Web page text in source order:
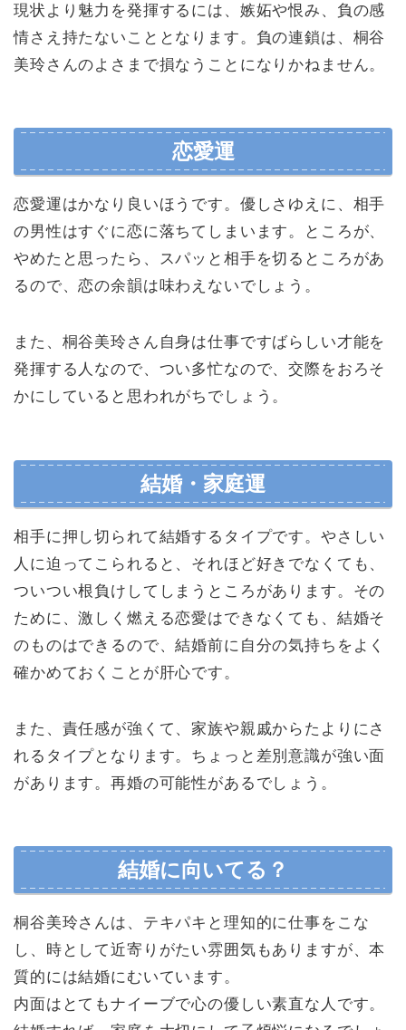
現状より魅力を発揮するには、嫉妬や恨み、負の感
情さえ持たないこととなります。負の連鎖は、桐谷
美玲さんのよさまで損なうことになりかねません。
恋愛運
恋愛運はかなり良いほうです。優しさゆえに、相手
の男性はすぐに恋に落ちてしまいます。ところが、
やめたと思ったら、スパッと相手を切るところがあ
るので、恋の余韻は味わえないでしょう。
また、桐谷美玲さん自身は仕事ですばらしい才能を
発揮する人なので、つい多忙なので、交際をおろそ
かにしていると思われがちでしょう。
結婚・家庭運
相手に押し切られて結婚するタイプです。やさしい
人に迫ってこられると、それほど好きでなくても、
ついつい根負けしてしまうところがあります。その
ために、激しく燃える恋愛はできなくても、結婚そ
のものはできるので、結婚前に自分の気持ちをよく
確かめておくことが肝心です。
また、責任感が強くて、家族や親戚からたよりにさ
れるタイプとなります。ちょっと差別意識が強い面
があります。再婚の可能性があるでしょう。
結婚に向いてる？
桐谷美玲さんは、テキパキと理知的に仕事をこな
し、時として近寄りがたい雰囲気もありますが、本
質的には結婚にむいています。
内面はとてもナイーブで心の優しい素直な人です。